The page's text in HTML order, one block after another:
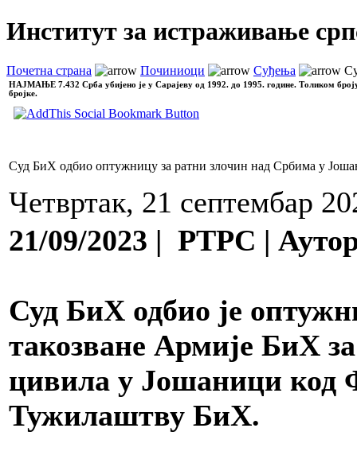
Институт за истраживање
Почетна страна Починиоци Суђења
НАЈМАЊЕ 7.432 Срба убијено је у Сарајеву од 1992. до 1995. године. Толиком
бројке.
Суд БиХ одбио оптужницу за ратни злочин над Србима у
Четвртак, 21 септембар
21/09/2023 | РТРС |
Суд БиХ одбио је
такозване Армије БиХ
цивила у Јошаници код
Тужилаштву БиХ.